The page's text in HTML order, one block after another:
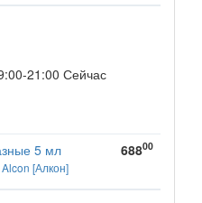
21:00 Сейчас
5 мл
Alcon [Алкон]
68800